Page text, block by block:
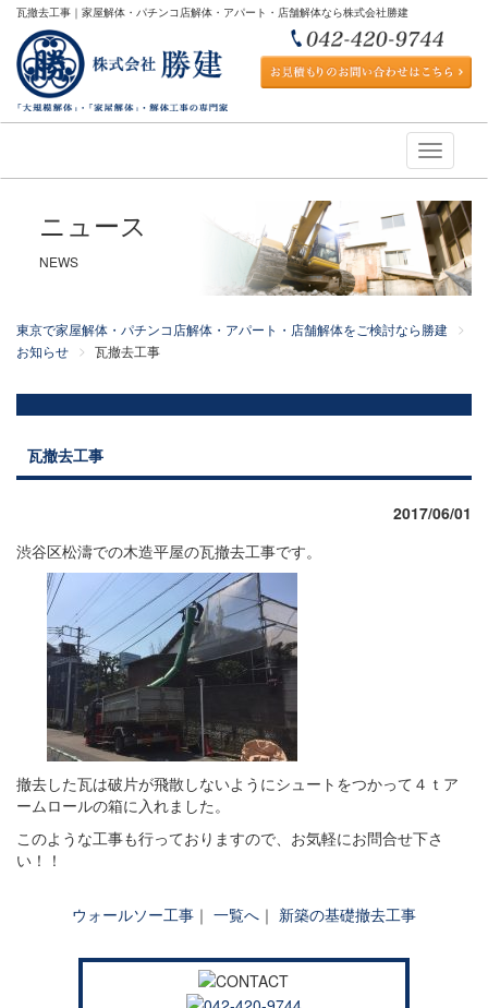
瓦撤去工事｜家屋解体・パチンコ店解体・アパート・店舗解体なら株式会社勝建
Toggle
ニュース
NEWS
東京で家屋解体・パチンコ店解体・アパート・店舗解体をご検討なら勝建
お知らせ
瓦撤去工事
瓦撤去工事
2017/06/01
渋谷区松濤での木造平屋の瓦撤去工事です。
撤去した瓦は破片が飛散しないようにシュートをつかって４ｔア
ームロールの箱に入れました。
このような工事も行っておりますので、お気軽にお問合せ下さ
い！！
ウォールソー工事 ｜ 一覧へ ｜ 新築の基礎撤去工事